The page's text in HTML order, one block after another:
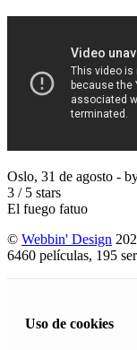
Oslo, 31 de agosto -
3 / 5 stars
El fuego fatuo
© Webbin' Design
6460 películas, 195
Uso de cookies